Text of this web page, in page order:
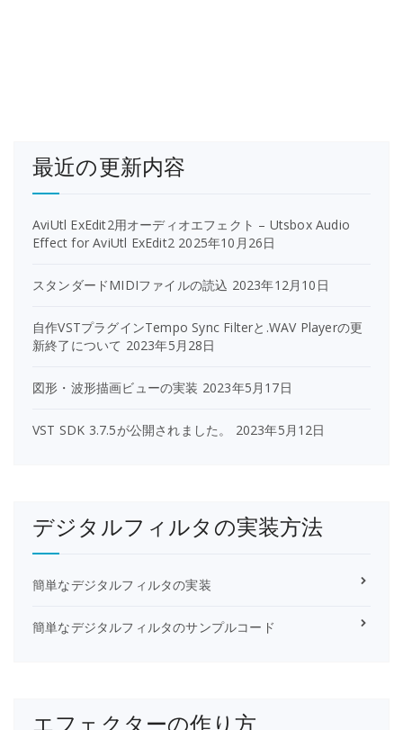
最近の更新内容
AviUtl ExEdit2用オーディオエフェクト – Utsbox Audio
Effect for AviUtl ExEdit2 2025年10月26日
スタンダードMIDIファイルの読込 2023年12月10日
自作VSTプラグインTempo Sync Filterと.WAV Playerの更
新終了について 2023年5月28日
図形・波形描画ビューの実装 2023年5月17日
VST SDK 3.7.5が公開されました。 2023年5月12日
デジタルフィルタの実装方法
簡単なデジタルフィルタの実装
簡単なデジタルフィルタのサンプルコード
エフェクターの作り方